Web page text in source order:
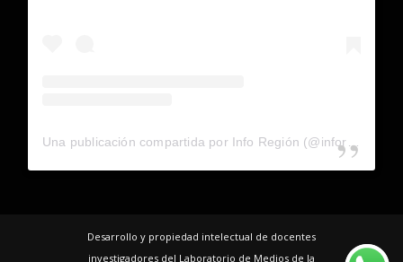
Desarrollo y propiedad intelectual de docentes
investigadores del Laboratorio de Medios de la